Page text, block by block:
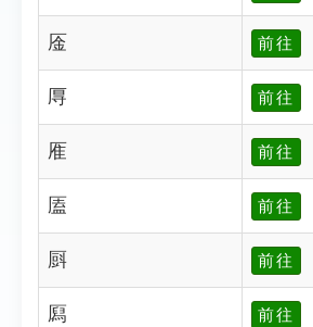
㕋 前往
㕌 前往
㕍 前往
㕎 前往
㕏 前往
㕐 前往